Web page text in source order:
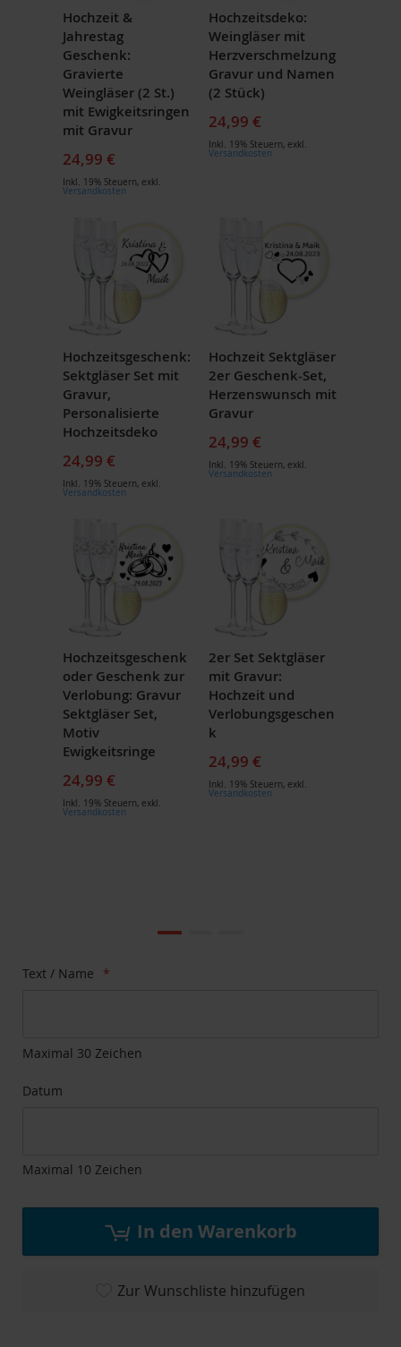
Bildgalerie
Zum
springen
Text / Name
Maximal 30 Zeichen
Datum
Maximal 10 Zeichen
In den Warenkorb
Zur Wunschliste hinzufügen
Hochzeit &
Jahrestag
Geschenk:
Gravierte
Weingläser (2 St.)
mit Ewigkeitsringen
mit Gravur
24,99 €
Inkl. 19% Steuern, exkl.
Versandkosten
Hochzeitsdeko:
Weingläser mit
Herzverschmelzung
Gravur und Namen
(2 Stück)
24,99 €
Inkl. 19% Steuern, exkl.
Versandkosten
Hochzeitsgeschenk:
Sektgläser Set mit
Gravur,
Personalisierte
Hochzeitsdeko
24,99 €
Inkl. 19% Steuern, exkl.
Versandkosten
Hochzeit Sektgläser
2er Geschenk-Set,
Herzenswunsch mit
Gravur
24,99 €
Inkl. 19% Steuern, exkl.
Versandkosten
Hochzeitsgeschenk
oder Geschenk zur
Verlobung: Gravur
Sektgläser Set,
Motiv
Ewigkeitsringe
24,99 €
Inkl. 19% Steuern, exkl.
Versandkosten
2er Set Sektgläser
mit Gravur:
Hochzeit und
Verlobungsgeschen
k
24,99 €
Inkl. 19% Steuern, exkl.
Versandkosten